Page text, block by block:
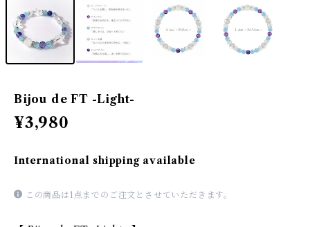
Bijou de FT -Light-
¥3,980
International shipping available
この商品は1点までのご注文とさせていただきます。